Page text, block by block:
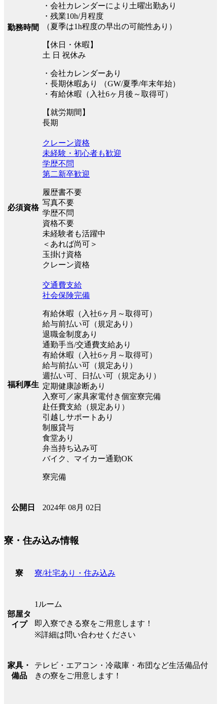
勤務時間
・会社カレンダーにより土曜出勤あり
・残業10h/月程度
（夏季は1h程度の早出の可能性あり）
【休日・休暇】
土 日 祝休み
・会社カレンダーあり
・長期休暇あり （GW/夏季/年末年始）
・有給休暇（入社6ヶ月後～取得可）
【就労期間】
長期
必須資格
クレーン資格
未経験・初心者も歓迎
学歴不問
第二新卒歓迎
履歴書不要
写真不要
学歴不問
資格不要
未経験者も活躍中
＜あれば尚可＞
玉掛け資格
クレーン資格
福利厚生
交通費支給
社会保険完備
有給休暇（入社6ヶ月～取得可）
給与前払い可（規定あり）
退職金制度あり
通勤手当/交通費支給あり
有給休暇（入社6ヶ月～取得可）
給与前払い可（規定あり）
週払い可、日払い可（規定あり）
定期健康診断あり
入寮可／家具家電付き個室寮完備
赴任費支給（規定あり）
引越しサポートあり
制服貸与
食堂あり
弁当持ち込み可
バイク、マイカー通勤OK
寮完備
公開日 2024年 08月 02日
寮・住み込み情報
寮 寮/社宅あり・住み込み
部屋タ
イプ
1ルーム
即入寮できる寮をご用意します！
※詳細は問い合わせください
家具・
備品
テレビ・エアコン・冷蔵庫・布団など生活備品付
きの寮をご用意します！